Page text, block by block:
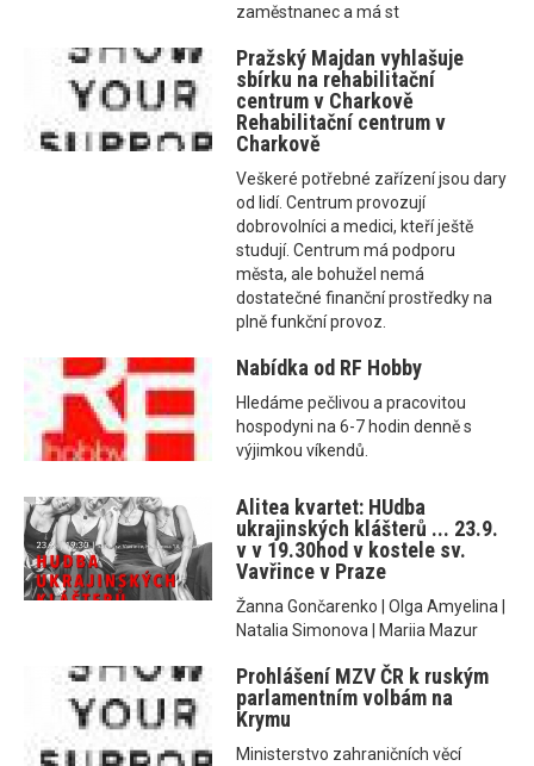
zaměstnanec a má st
Pražský Majdan vyhlašuje
sbírku na rehabilitační
centrum v Charkově
Rehabilitační centrum v
Charkově
Veškeré potřebné zařízení jsou dary
od lidí. Centrum provozují
dobrovolníci a medici, kteří ještě
studují. Centrum má podporu
města, ale bohužel nemá
dostatečné finanční prostředky na
plně funkční provoz.
Nabídka od RF Hobby
Hledáme pečlivou a pracovitou
hospodyni na 6-7 hodin denně s
výjimkou víkendů.
Alitea kvartet: HUdba
ukrajinských klášterů ... 23.9.
v v 19.30hod v kostele sv.
Vavřince v Praze
Žanna Gončarenko | Olga Amyelina |
Natalia Simonova | Mariia Mazur
Prohlášení MZV ČR k ruským
parlamentním volbám na
Krymu
Ministerstvo zahraničních věcí